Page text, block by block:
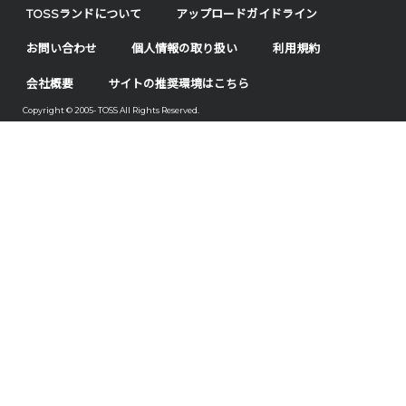
TOSSランドについて アップロードガイドライン
お問い合わせ 個人情報の取り扱い 利用規約
会社概要 サイトの推奨環境はこちら
Copyright © 2005- TOSS All Rights Reserved.